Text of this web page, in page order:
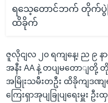
ရသေ့တောင်ဘက် တိုက်ပွဲပ
ထိခိုက်
ဇူလိုငျလ ၂၀ ရကျနေ့၊ ည ၉ နာ
အနီး AA နဲ့ တပျမတောျတို့
အမြိုးသမီးတဦး ထိခိုကျဒဏျ
ကြေးရှာအုပျခြုပျရေးမှူး ဦ